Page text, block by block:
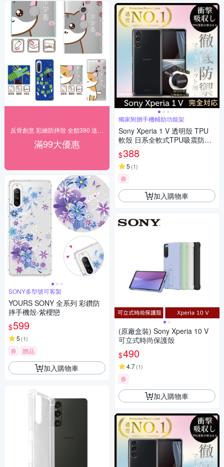
滿99大優惠
SONY多型號可客製
YOURS SONY 全系列 彩鑽防
摔手機殼-紫櫻戀
$599
5 (1)
券 贈品
加入購物車
獨家附贈手機輔助功能架
Sony Xperia 1 V 透明殼 TPU
軟殼 日系全軟式TPU吸震防摔
保護殼【INGENI徹底防禦】
$388
5 (1)
券
加入購物車
(原廠盒裝) Sony Xperia 10 V
可立式時尚保護殼
$490
4.7(1)
券
加入購物車